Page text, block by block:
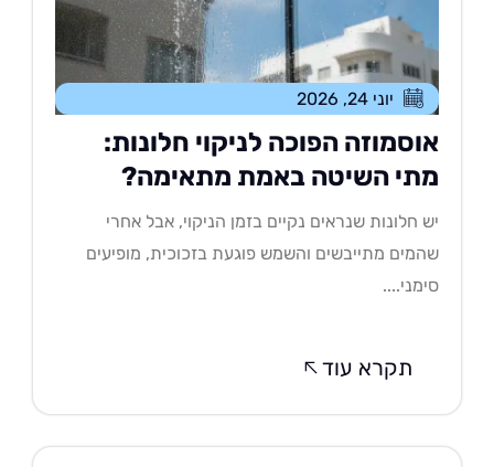
יוני 24, 2026
הפוכה לניקוי חלונות:
השיטה באמת מתאימה?
חלונות שנראים נקיים בזמן הניקוי, אבל אחרי
מתייבשים והשמש פוגעת בזכוכית, מופיעים
תקרא עוד